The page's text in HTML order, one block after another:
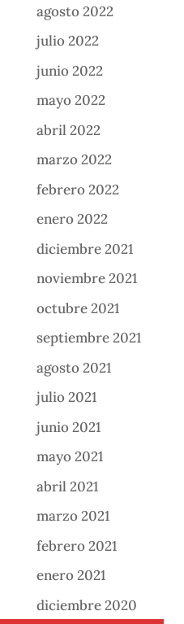
agosto 2022
julio 2022
junio 2022
mayo 2022
abril 2022
marzo 2022
febrero 2022
enero 2022
diciembre 2021
noviembre 2021
octubre 2021
septiembre 2021
agosto 2021
julio 2021
junio 2021
mayo 2021
abril 2021
marzo 2021
febrero 2021
enero 2021
diciembre 2020